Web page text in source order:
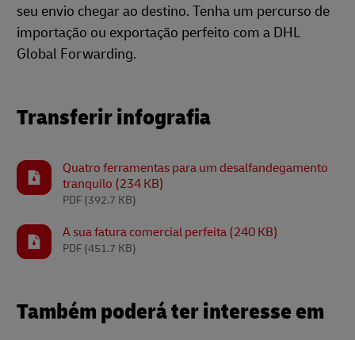
seu envio chegar ao destino. Tenha um percurso de
importação ou exportação perfeito com a DHL
Global Forwarding.
Transferir infografia
Quatro ferramentas para um desalfandegamento
tranquilo (234 KB)
PDF (392.7 KB)
A sua fatura comercial perfeita (240 KB)
PDF (451.7 KB)
Também poderá ter interesse em